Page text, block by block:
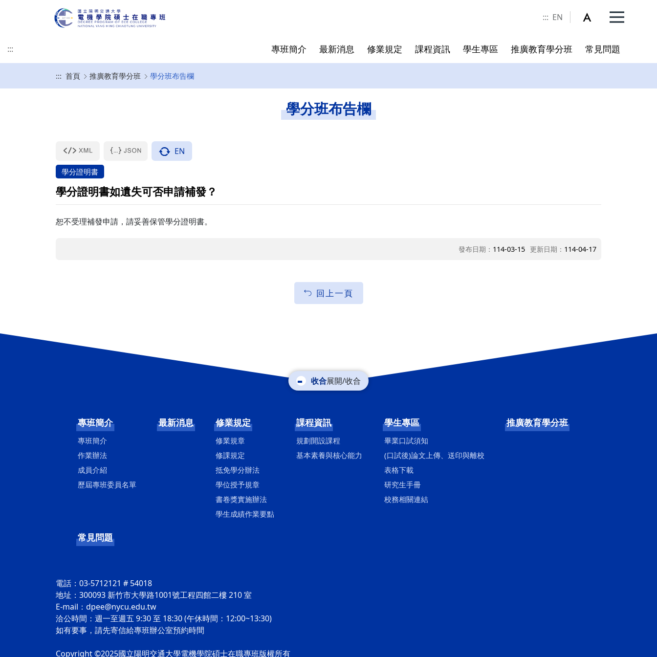
::: EN
::: 專班簡介
作業辦法
最新消息 修業規定
修課規定
課程資訊
規劃開設課程 基本素養與核心能力
學生專區
畢業口試須知
(口試後)論文上傳、送印與離
推廣教育學分班 常見問題
::: 首頁 推廣教育學分班 學分班布告欄
學分班布告欄
EN
學分證明書
學分證明書如遺失可否申請補發？
恕不受理補發申請，請妥善保管學分證明書。
發布日期： 114-03-15 更新日期： 114-04-17
回上一頁
展開/收合
專班簡介
專班簡介
作業辦法
成員介紹
歷屆專班委員名單
最新消息 修業規定
修業規章
修課規定
抵免學分辦法
學位授予規章
書卷獎實施辦法
學生成績作業要點
課程資訊
規劃開設課程
基本素養與核心能力
學生專區
畢業口試須知
(口試後)論文上傳、送印與離校
表格下載
研究生手冊
校務相關連結
推廣教育學分班
常見問題
電話：03-5712121 # 54018
地址：300093 新竹市大學路1001號工程四館二樓 210 室
E-mail：dpee@nycu.edu.tw
洽公時間：週一至週五 9:30 至 18:30 (午休時間：12:00~13:30)
如有要事，請先寄信給專班辦公室預約時間
Copyright ©2025國立陽明交通大學電機學院碩士在職專班版權所有